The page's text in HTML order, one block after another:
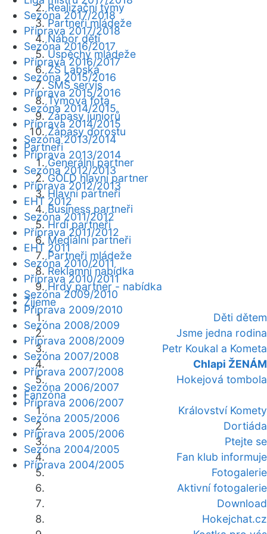
Realizační týmy
Partneři mládeže
Nábor dětí
Úspěchy mládeže
ZŠ Labská
SMS servis
Týmová fota
Zápasy juniorů
Zápasy dorostu
Partneři
Generální partner
GOLD hlavní partner
Hlavní partneři
Business partneři
Hrdí partneři
Mediální partneři
Partneři mládeže
Reklamní nabídka
Hrdý partner - nabídka
Žijeme
Děti dětem
Jsme jedna rodina
Petr Koukal a Kometa
Chlapi ŽENÁM
Hokejová tombola
Fanzóna
Království Komety
Dortiáda
Ptejte se
Fan klub informuje
Fotogalerie
Aktivní fotogalerie
Download
Hokejchat.cz
Sezóna 2017/2018
Příprava 2017/2018
Sezóna 2016/2017
Příprava 2016/2017
Sezóna 2015/2016
Příprava 2015/2016
Sezóna 2014/2015
Příprava 2014/2015
Sezóna 2013/2014
Příprava 2013/2014
Sezóna 2012/2013
Příprava 2012/2013
EHT 2012
Sezóna 2011/2012
Příprava 2011/2012
EHT 2011
Sezóna 2010/2011
Příprava 2010/2011
Sezóna 2009/2010
Příprava 2009/2010
Sezóna 2008/2009
Příprava 2008/2009
Sezóna 2007/2008
Příprava 2007/2008
Sezóna 2006/2007
Příprava 2006/2007
Sezóna 2005/2006
Příprava 2005/2006
Sezóna 2004/2005
Příprava 2004/2005